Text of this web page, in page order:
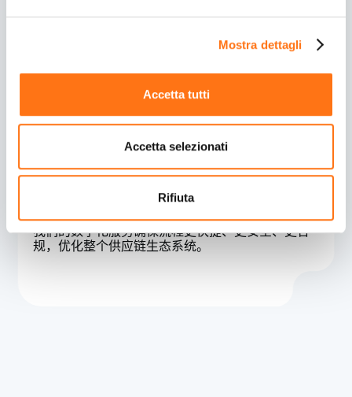
Mostra dettagli
Accetta tutti
Accetta selezionati
Rifiuta
您可能还感兴趣
我们的数字化服务确保流程更快捷、更安全、更合
规，优化整个供应链生态系统。